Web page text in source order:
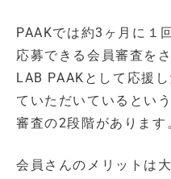
PAAKでは約3ヶ月に１
応募できる会員審査を
LAB PAAKとして応援
ていただいているとい
審査の2段階があります
会員さんのメリットは